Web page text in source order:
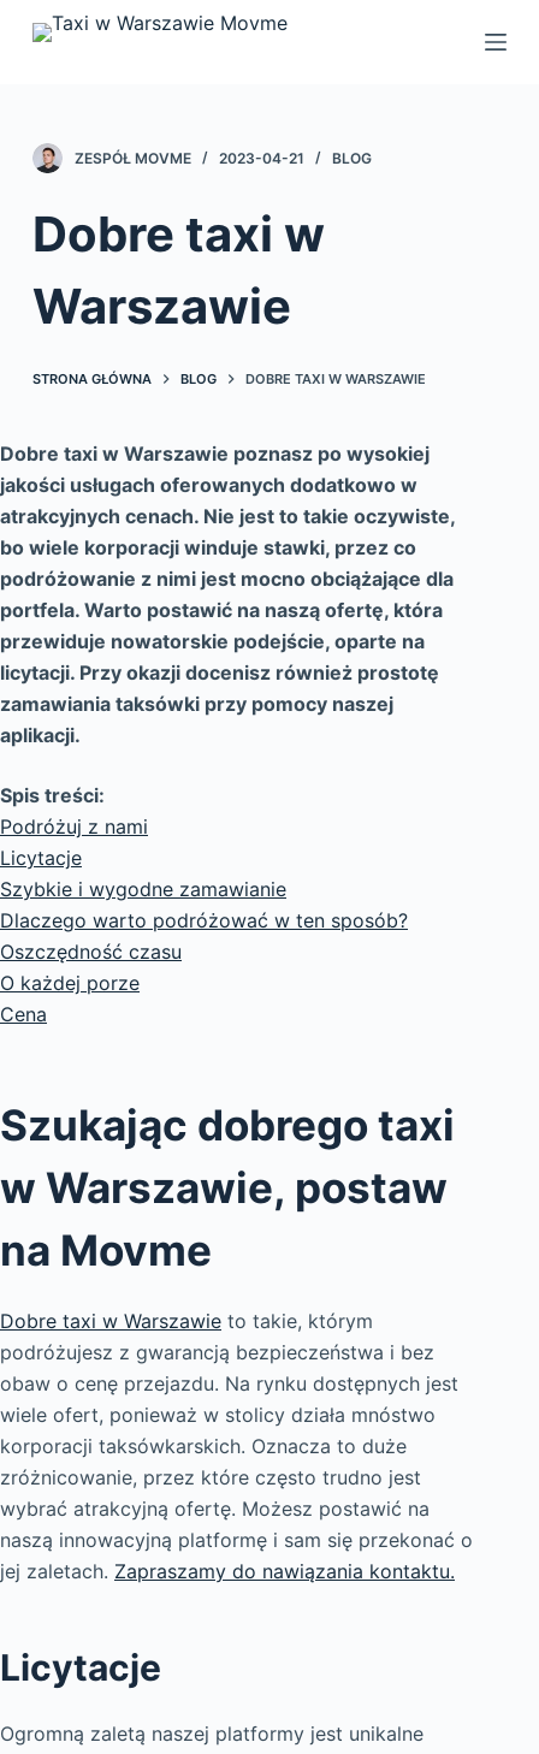
P
d
e
i
ZESPÓŁ MOVME 2023-04-21 BLOG
Dobre taxi w
Warszawie
STRONA GŁÓWNA BLOG DOBRE TAXI W WARSZAWIE
Dobre taxi w Warszawie poznasz po wysokiej
jakości usługach oferowanych dodatkowo w
atrakcyjnych cenach. Nie jest to takie oczywiste,
bo wiele korporacji winduje stawki, przez co
podróżowanie z nimi jest mocno obciążające dla
portfela. Warto postawić na naszą ofertę, która
przewiduje nowatorskie podejście, oparte na
licytacji. Przy okazji docenisz również prostotę
zamawiania taksówki przy pomocy naszej
aplikacji.
Spis treści:
Podróżuj z nami
Licytacje
Szybkie i wygodne zamawianie
Dlaczego warto podróżować w ten sposób?
Oszczędność czasu
O każdej porze
Cena
Szukając dobrego taxi
w Warszawie, postaw
na Movme
Dobre taxi w Warszawie to takie, którym
podróżujesz z gwarancją bezpieczeństwa i bez
obaw o cenę przejazdu. Na rynku dostępnych jest
wiele ofert, ponieważ w stolicy działa mnóstwo
korporacji taksówkarskich. Oznacza to duże
zróżnicowanie, przez które często trudno jest
wybrać atrakcyjną ofertę. Możesz postawić na
naszą innowacyjną platformę i sam się przekonać o
jej zaletach. Zapraszamy do nawiązania kontaktu.
Licytacje
Ogromną zaletą naszej platformy jest unikalne